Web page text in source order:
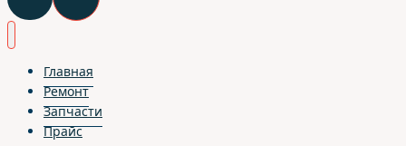
Главная
Ремонт
Запчасти
Прайс